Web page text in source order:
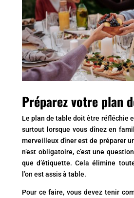
Préparez votre plan
Le plan de table doit être réfléchie
surtout lorsque vous dînez en
merveilleux dîner est de préparer
n’est obligatoire, c’est une
que d’étiquette. Cela élimine
l’on est assis à table.
Pour ce faire, vous devez tenir